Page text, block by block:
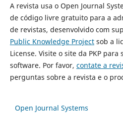
A revista usa o Open Journal
de código livre gratuito para a
de revistas, desenvolvido com
Public Knowledge Projectsob a
License. Visite o site da PKP
software. Por favor, contate a
perguntas sobre a revista e o
Open Journal Systems